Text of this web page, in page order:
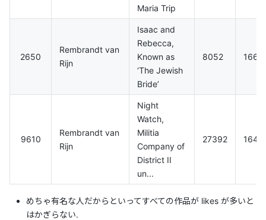
Maria Trip
2650
Rembrandt van
Rijn
Isaac and
Rebecca,
Known as
‘The Jewish
Bride’
8052
9610
Rembrandt van
Rijn
Night
Watch,
Militia
Company of
District II
un...
27392
めちゃ有名な人だからといってすべての作品が likes が多いと
はかぎらない.